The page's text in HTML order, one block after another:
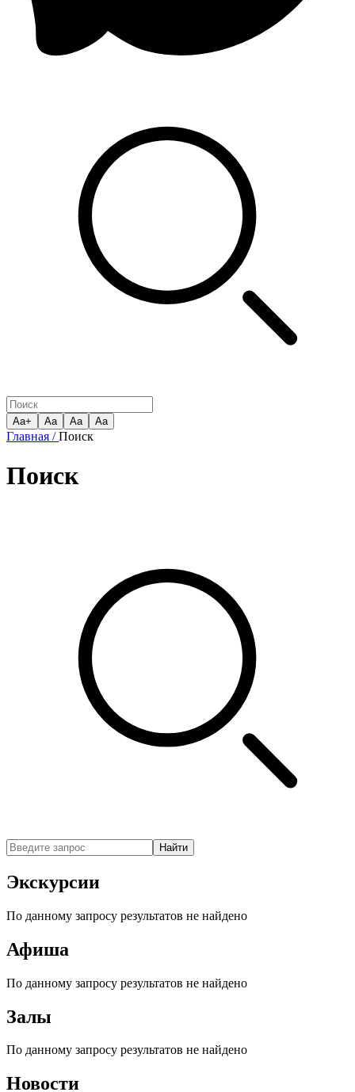
Aa+ Aa Aa Aa
Главная /Поиск
Поиск
Найти
Экскурсии
По данному запросу результатов не найдено
Афиша
По данному запросу результатов не найдено
Залы
По данному запросу результатов не найдено
Новости